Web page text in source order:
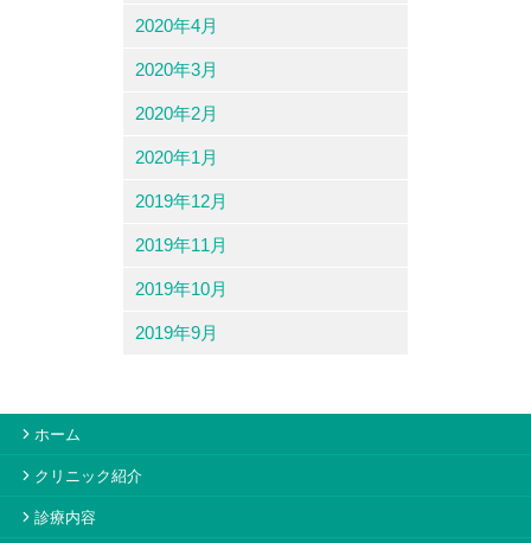
2020年4月
2020年3月
2020年2月
2020年1月
2019年12月
2019年11月
2019年10月
2019年9月
ホーム
クリニック紹介
診療内容